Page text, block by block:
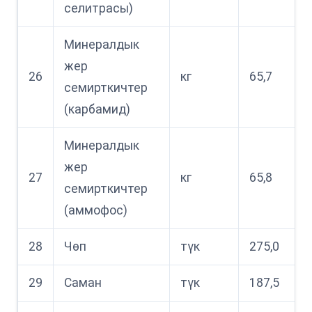
селитрасы)
26
Минералдык
жер
семирткичтер
(карбамид)
кг 65,7
27
Минералдык
жер
семирткичтер
(аммофос)
кг 65,8
28 Чөп түк 275,0
29 Саман түк 187,5